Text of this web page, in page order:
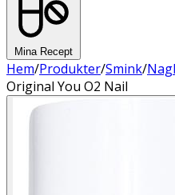
Mina Recept
Hem/Produkter/Smink/
Original You O2 Nail